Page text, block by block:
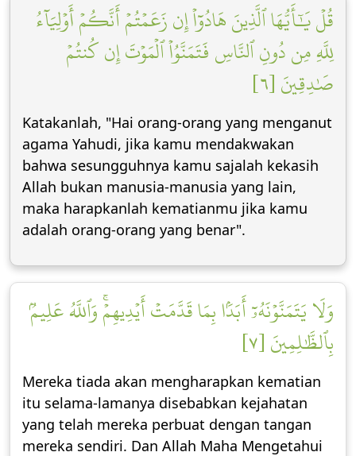
قُلۡ يَٰٓأَيُّهَا ٱلَّذِينَ هَادُوٓاْ إِن زَعَمۡتُمۡ أَنَّكُمۡ أَوۡلِيَآءُ
لِلَّهِ مِن دُونِ ٱلنَّاسِ فَتَمَنَّوُاْ ٱلۡمَوۡتَ إِن كُنتُمۡ
صَٰدِقِينَ [٦]
Katakanlah, "Hai orang-orang yang menganut
agama Yahudi, jika kamu mendakwakan
bahwa sesungguhnya kamu sajalah kekasih
Allah bukan manusia-manusia yang lain,
maka harapkanlah kematianmu jika kamu
adalah orang-orang yang benar".
وَلَا يَتَمَنَّوۡنَهُۥٓ أَبَدَۢا بِمَا قَدَّمَتۡ أَيۡدِيهِمۡۚ وَٱللَّهُ عَلِيمُۢ
بِٱلظَّٰلِمِينَ [٧]
Mereka tiada akan mengharapkan kematian
itu selama-lamanya disebabkan kejahatan
yang telah mereka perbuat dengan tangan
mereka sendiri. Dan Allah Maha Mengetahui